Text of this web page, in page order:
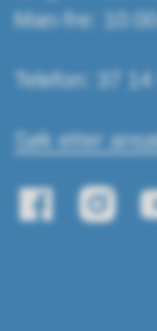
Man-fre:
Telefon: 37 14
Søk etter